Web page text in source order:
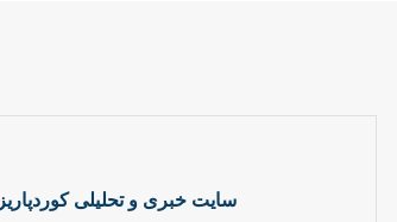
سایت خبری و تحلیلی کوردپاریز